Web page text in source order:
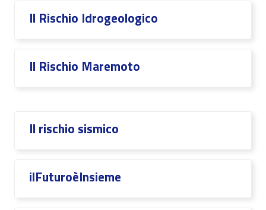
Il Rischio Idrogeologico
Il Rischio Maremoto
Il rischio sismico
ilFuturoèInsieme